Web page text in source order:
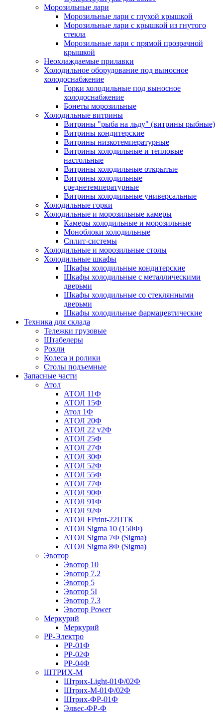
Морозильные лари
Морозильные лари с глухой крышкой
Морозильные лари с крышкой из гнутого
стекла
Морозильные лари с прямой прозрачной
крышкой
Неохлаждаемые прилавки
Холодильное оборудование под выносное
холодоснабжение
Горки холодильные под выносное
холодоснабжение
Бонеты морозильные
Холодильные витрины
Витрины "рыба на льду" (витрины рыбные)
Витрины кондитерские
Витрины низкотемпературные
Витрины холодильные и тепловые
настольные
Витрины холодильные открытые
Витрины холодильные
среднетемпературные
Витрины холодильные универсальные
Холодильные горки
Холодильные и морозильные камеры
Камеры холодильные и морозильные
Моноблоки холодильные
Сплит-системы
Холодильные и морозильные столы
Холодильные шкафы
Шкафы холодильные кондитерские
Шкафы холодильные с металлическими
дверьми
Шкафы холодильные со стеклянными
дверьми
Шкафы холодильные фармацевтические
Техника для склада
Тележки грузовые
Штабелеры
Рохли
Колеса и ролики
Столы подъемные
Запасные части
Атол
АТОЛ 11Ф
АТОЛ 15Ф
Атол 1Ф
АТОЛ 20Ф
АТОЛ 22 v2Ф
АТОЛ 25Ф
АТОЛ 27Ф
АТОЛ 30Ф
АТОЛ 52Ф
АТОЛ 55Ф
АТОЛ 77Ф
АТОЛ 90Ф
АТОЛ 91Ф
АТОЛ 92Ф
АТОЛ FPrint-22ПТК
АТОЛ Sigma 10 (150Ф)
АТОЛ Sigma 7Ф (Sigma)
АТОЛ Sigma 8Ф (Sigma)
Эвотор
Эвотор 10
Эвотор 7.2
Эвотор 5
Эвотор 5I
Эвотор 7.3
Эвотор Power
Меркурий
Меркурий
РР-Электро
РР-01Ф
РР-02Ф
РР-04Ф
ШТРИХ-М
Штрих-Light-01Ф/02Ф
Штрих-М-01Ф/02Ф
Штрих-ФР-01Ф
Элвес-ФР-Ф